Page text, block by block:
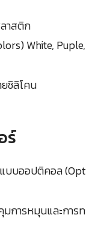
าสติก
White,
ซิลิโคน
ร์
แบบออปติคอล
มการหมุนและการ